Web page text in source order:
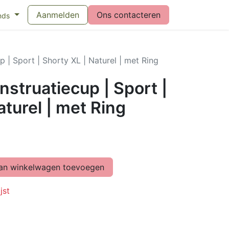
maandverband Vragen over menstruatiecups
Aanmelden Ons contacteren
| Sport | Shorty XL | Naturel | met Ring
| Sport |
| met Ring
winkelwagen toevoegen